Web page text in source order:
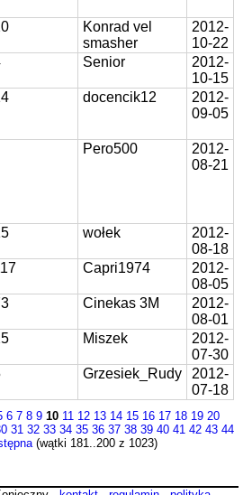
Konrad vel
smasher
2012-
10-22
Senior
2012-
10-15
docencik12
2012-
09-05
Pero500
2012-
08-21
wołek
2012-
08-18
Capri1974
2012-
08-05
Cinekas 3M
2012-
08-01
Miszek
2012-
07-30
Grzesiek_Rudy
2012-
07-18
6 7 8 9 10 11 12 13 14 15 16 17 18 19 20
31 32 33 34 35 36 37 38 39 40 41 42 43 44
(wątki 181..200 z 1023)